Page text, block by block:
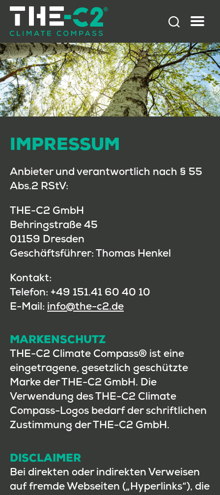
C2
GmbH
IMPRESSUM
Anbieter und verantwortlich nach § 55
Abs.2 RStV:
THE-C2 GmbH
Behringstraße 45
01159 Dresden
Geschäftsführer: Thomas Henkel
Kontakt:
Telefon: +49 151.41 60 40 10
E-Mail: info@the-c2.de
MARKENSCHUTZ
THE-C2 Climate Compass® ist eine
eingetragene, gesetzlich geschützte
Marke der THE-C2 GmbH. Die
Verwendung des THE-C2 Climate
Compass-Logos bedarf der schriftlichen
Zustimmung der THE-C2 GmbH.
DISCLAIMER
Bei direkten oder indirekten Verweisen
auf fremde Webseiten („Hyperlinks“), die